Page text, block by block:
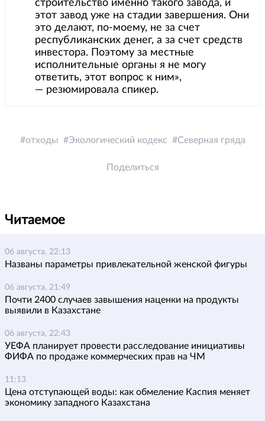
строительство именно такого завода, и
этот завод уже на стадии завершения. Они
это делают, по-моему, не за счет
республиканских денег, а за счет средств
инвестора. Поэтому за местные
исполнительные органы я не могу
ответить, этот вопрос к ним»,
— резюмировала спикер.
отходы Экологический кодекс Северная гряда
Поделиться
Читаемое
06 августа, 22:13
Названы параметры привлекательной женской фигуры
06 августа, 21:49
Почти 2400 случаев завышения наценки на продукты
выявили в Казахстане
06 августа, 22:43
УЕФА планирует провести расследование инициативы
ФИФА по продаже коммерческих прав на ЧМ
11:13
Цена отступающей воды: как обмеление Каспия меняет
экономику западного Казахстана